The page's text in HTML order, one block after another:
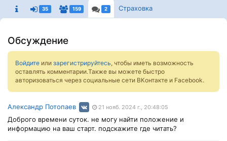
35 159 2 Страховка
Обсуждение
Войдите или зарегистрируйтесь, чтобы иметь возможность
оставлять комментарии.Также вы можете быстро
авторизоваться через социальные сети ВКонтакте и Facebook.
Александр Потопаев 21 нояб. 2024 г., 20:48:05
Доброго времени суток. не могу найти положение и
информацию на ваш старт. подскажите где читать?